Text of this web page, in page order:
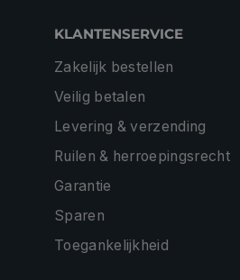
KLANTENSERVICE
Zakelijk bestellen
Veilig betalen
Levering & verzending
Ruilen & herroepingsrecht
Garantie
Sparen
Toegankelijkheid